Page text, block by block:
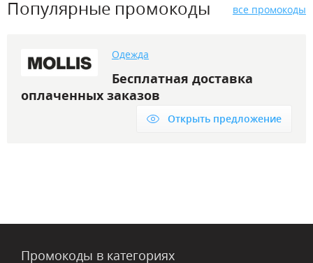
Популярные промокоды все промокоды
Одежда
Бесплатная доставка
оплаченных заказов
Открыть предложение
Промокоды в категориях